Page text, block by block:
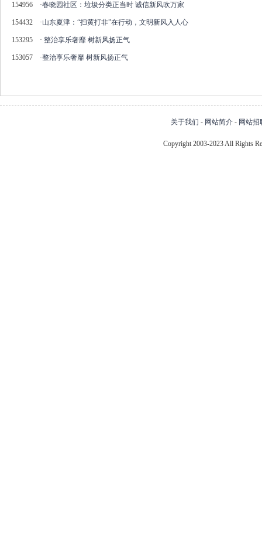
154956 ·春晓园社区：垃圾分类正当时 诚信新风吹万家
154432 ·山东夏津：“扫黄打非”在行动，文明新风入人心
153295 · 整治享乐奢靡 树新风扬正气
153057 ·整治享乐奢靡 树新风扬正气
关于我们 - 网站简介 - 网站招
Copyright 2003-2023 All Rights